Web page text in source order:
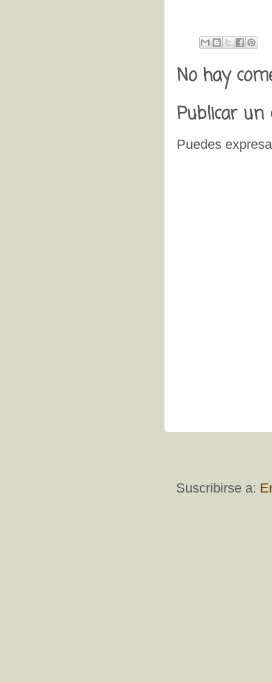
No hay
Publicar
Puedes
Suscribirse a: